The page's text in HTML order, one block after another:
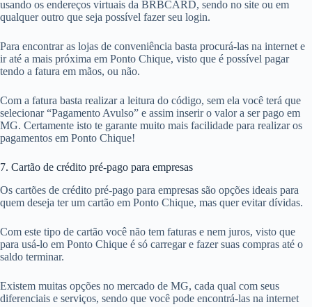
usando os endereços virtuais da BRBCARD, sendo no site ou em
qualquer outro que seja possível fazer seu login.
Para encontrar as lojas de conveniência basta procurá-las na internet e
ir até a mais próxima em Ponto Chique, visto que é possível pagar
tendo a fatura em mãos, ou não.
Com a fatura basta realizar a leitura do código, sem ela você terá que
selecionar “Pagamento Avulso” e assim inserir o valor a ser pago em
MG. Certamente isto te garante muito mais facilidade para realizar os
pagamentos em Ponto Chique!
7. Cartão de crédito pré-pago para empresas
Os cartões de crédito pré-pago para empresas são opções ideais para
quem deseja ter um cartão em Ponto Chique, mas quer evitar dívidas.
Com este tipo de cartão você não tem faturas e nem juros, visto que
para usá-lo em Ponto Chique é só carregar e fazer suas compras até o
saldo terminar.
Existem muitas opções no mercado de MG, cada qual com seus
diferenciais e serviços, sendo que você pode encontrá-las na internet